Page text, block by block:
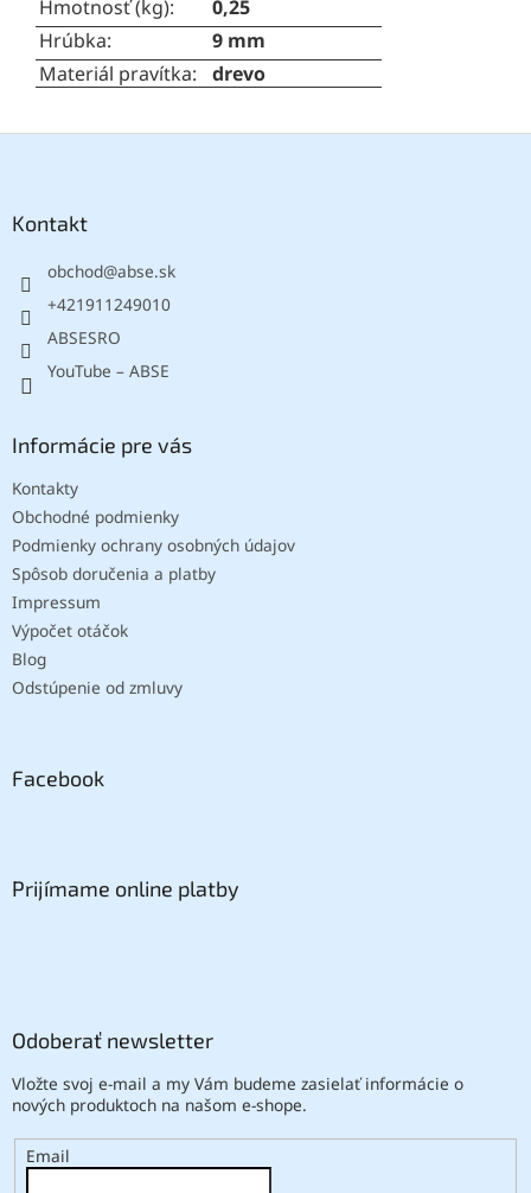
Hmotnosť (kg):
0,25
Hrúbka:
9 mm
Materiál pravítka: drevo
Kontakt
obchod@abse.sk
+421911249010
ABSESRO
YouTube – ABSE
Informácie pre vás
Kontakty
Obchodné podmienky
Podmienky ochrany osobných údajov
Spôsob doručenia a platby
Impressum
Výpočet otáčok
Blog
Odstúpenie od zmluvy
Facebook
Prijímame online platby
Odoberať newsletter
Vložte svoj e-mail a my Vám budeme zasielať informácie o
nových produktoch na našom e-shope.
Email